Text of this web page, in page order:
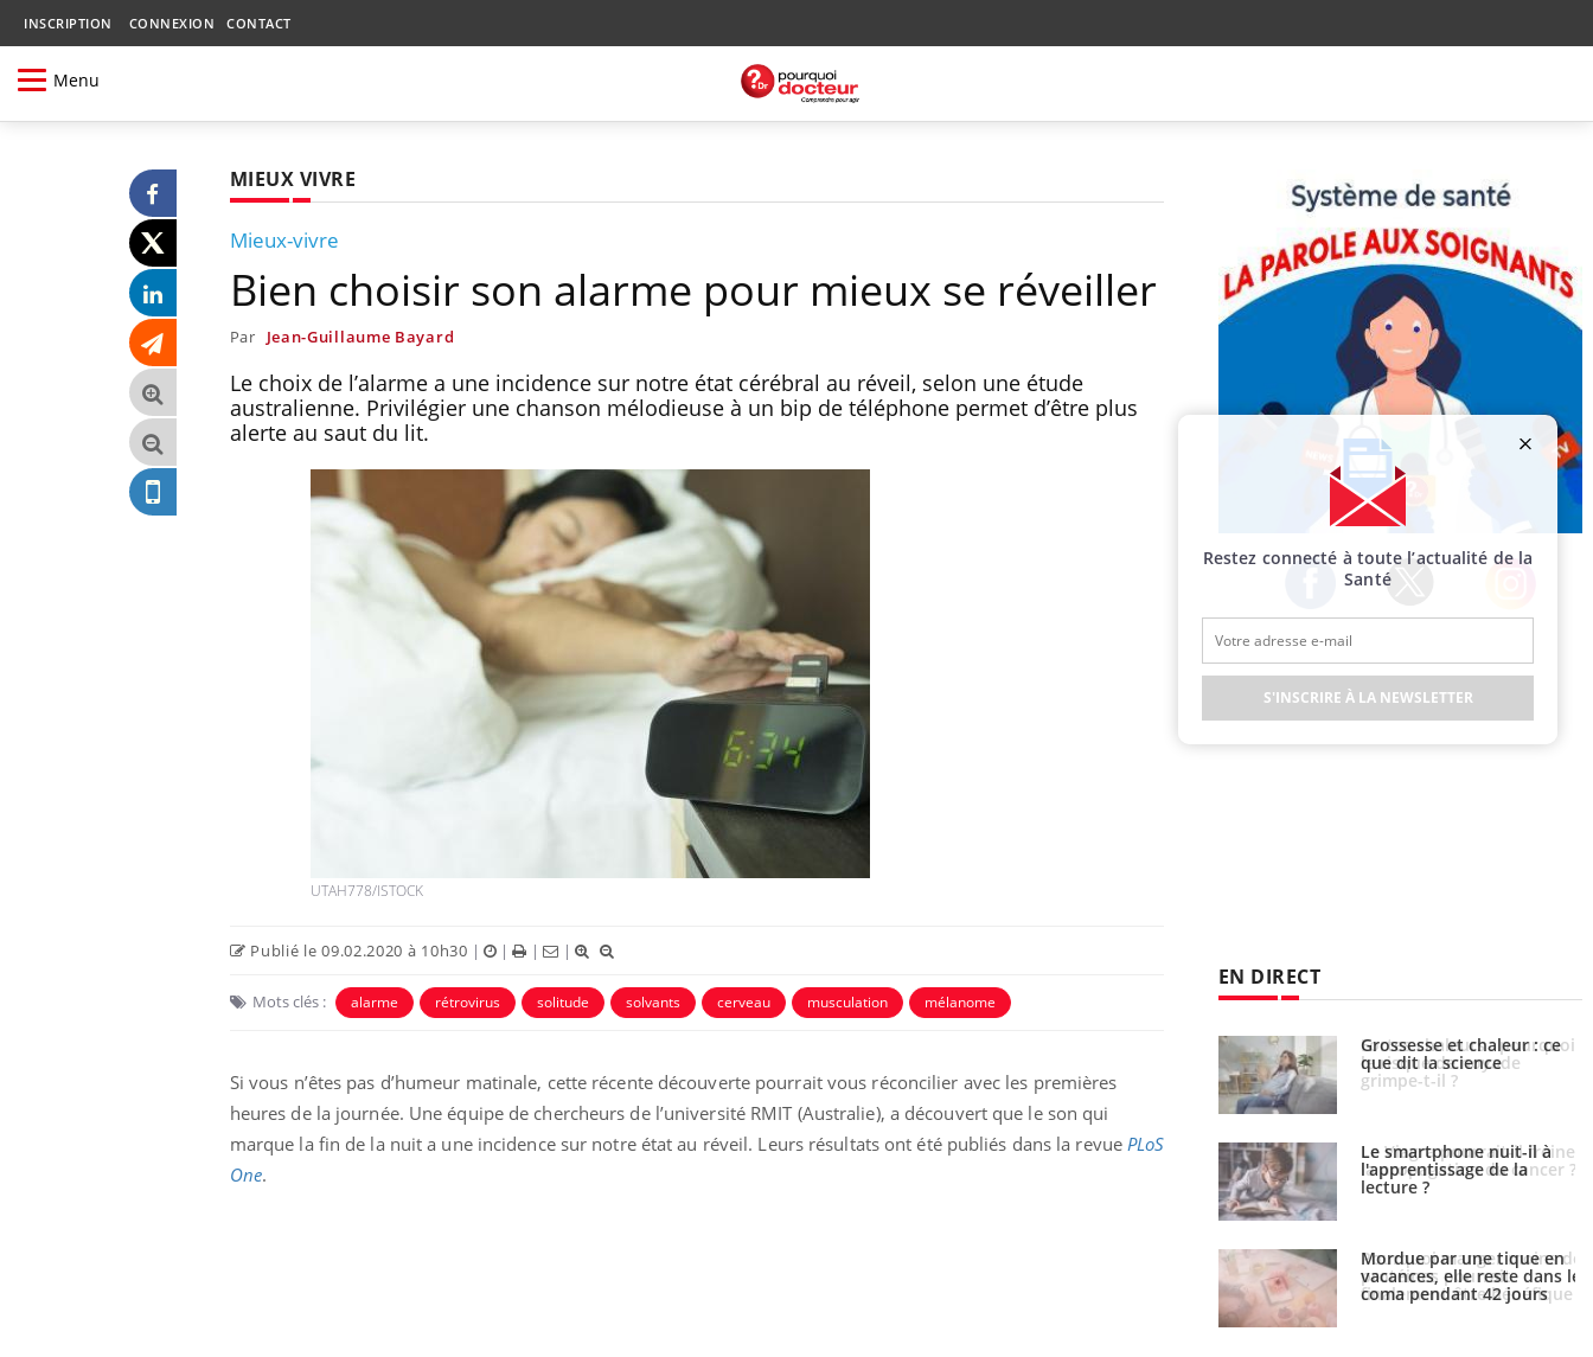
INSCRIPTION CONNEXION CONTACT
Menu
MIEUX VIVRE
Mieux-vivre
Bien choisir son alarme pour mieux se réveiller
Par Jean-Guillaume Bayard
Le choix de l’alarme a une incidence sur notre état cérébral au réveil, selon une étude
australienne. Privilégier une chanson mélodieuse à un bip de téléphone permet d’être plus
alerte au saut du lit.
UTAH778/ISTOCK
Publié le 09.02.2020 à 10h30 | | | |
Mots clés : alarme rétrovirus solitude solvants cerveau musculation mélanome
Si vous n’êtes pas d’humeur matinale, cette récente découverte pourrait vous réconcilier avec les premières
heures de la journée. Une équipe de chercheurs de l’université RMIT (Australie), a découvert que le son qui
marque la fin de la nuit a une incidence sur notre état au réveil. Leurs résultats ont été publiés dans la revue PLoS
One.
Facebook Twitter Instagram
EN DIRECT
il dans le sud de la France ?
Les médicaments GLP-1 VIH : la fin du comprimé
grimpe-t-il ?
Le Viagra pourrait-il freiner
Grossesse et chaleur : ce
que dit la science
Le smartphone nuit-il à
l'apprentissage de la
lecture ?
Mordue par une tique en
vacances, elle reste dans le
coma pendant 42 jours
Restez connecté à toute l’actualité de la
Santé
S'INSCRIRE À LA NEWSLETTER